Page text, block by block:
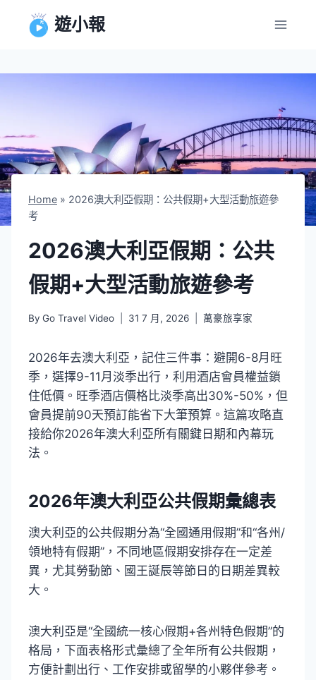
遊小報
Home » 2026澳大利亞假期：公共假期+大型活動旅遊參
考
2026澳大利亞假期：公共
假期+大型活動旅遊參考
By Go Travel Video 31 7 月, 2026 萬豪旅享家
2026年去澳大利亞，記住三件事：避開6-8月旺
季，選擇9-11月淡季出行，利用酒店會員權益鎖
住低價。旺季酒店價格比淡季高出30%-50%，但
會員提前90天預訂能省下大筆預算。這篇攻略直
接給你2026年澳大利亞所有關鍵日期和內幕玩
法。
2026年澳大利亞公共假期彙總表
澳大利亞的公共假期分為“全國通用假期”和“各州/
領地特有假期”，不同地區假期安排存在一定差
異，尤其勞動節、國王誕辰等節日的日期差異較
大。
澳大利亞是“全國統一核心假期+各州特色假期”的
格局，下面表格形式彙總了全年所有公共假期，
方便計劃出行、工作安排或留學的小夥伴參考。